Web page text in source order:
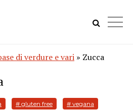
di verdure e vari » Zucca
# gluten free # vegana